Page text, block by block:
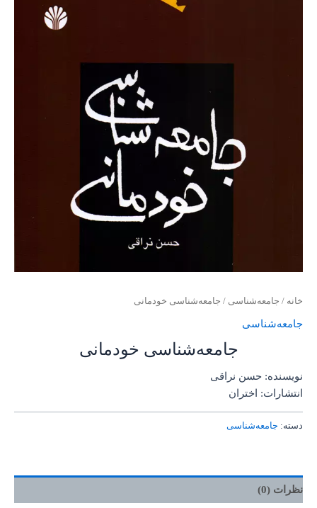
خانه / جامعه‌شناسی / جامعه‌شناسی خودمانی
جامعه‌شناسی
جامعه‌شناسی خودمانی
نویسنده: حسن نراقی
انتشارات: اختران
دسته: جامعه‌شناسی
نظرات (0)